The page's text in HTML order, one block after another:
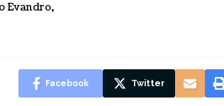
Evandro
Facebook Twitter